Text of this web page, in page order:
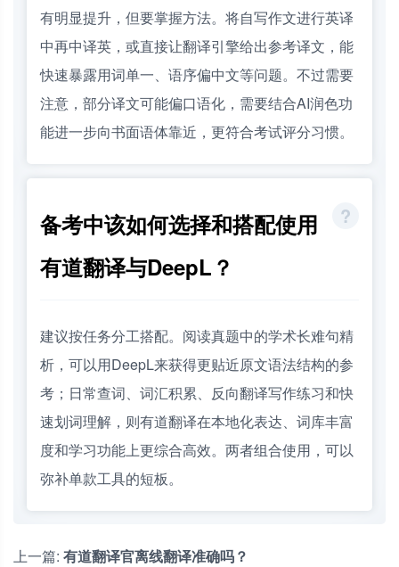
有明显提升，但要掌握方法。将自写作文进行英译
中再中译英，或直接让翻译引擎给出参考译文，能
快速暴露用词单一、语序偏中文等问题。不过需要
注意，部分译文可能偏口语化，需要结合AI润色功
能进一步向书面语体靠近，更符合考试评分习惯。
备考中该如何选择和搭配使用
有道翻译与DeepL？
建议按任务分工搭配。阅读真题中的学术长难句精
析，可以用DeepL来获得更贴近原文语法结构的参
考；日常查词、词汇积累、反向翻译写作练习和快
速划词理解，则有道翻译在本地化表达、词库丰富
度和学习功能上更综合高效。两者组合使用，可以
弥补单款工具的短板。
上一篇: 有道翻译官离线翻译准确吗？